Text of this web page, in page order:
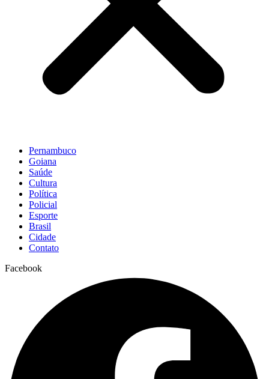
Pernambuco
Goiana
Saúde
Cultura
Política
Policial
Esporte
Brasil
Cidade
Contato
Facebook